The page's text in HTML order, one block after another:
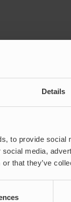
Details
to provide
media,
that they’ve